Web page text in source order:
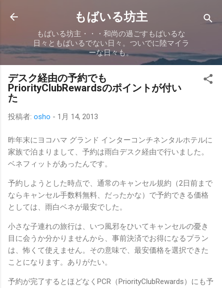
スキップしてメイン コンテンツに移動
もばいる坊主
もばいる坊主・・・和尚の過ごすもばいるな
日々ともばいるでない日々。ついでに陸マイラ
ーな日々も。
デスク経由の予約でも
PriorityClubRewardsのポイントが付い
た
投稿者: osho - 1月 14, 2013
昨年末にヨコハマ グランド インターコンチネンタルホテルに
家族で泊まりまして、予約は雨白デスク経由で行いました。
ベネフィットがあったんです。
予約しようとした時点で、通常のキャンセル規約（2日前まで
ならキャンセル手数料無料、だったかな）で予約できる価格
としては、雨白ベネが最安でした。
小さな子連れの旅行は、いつ風邪をひいてキャンセルの憂き
目に会うか分かりませんから、事前決済でお得になるプラン
は、怖くて使えません。その意味で、最安価格を選択できた
ことになります。ありがたい。
予約が完了するとほどなくPCR（PriorityClubRewards）にも予